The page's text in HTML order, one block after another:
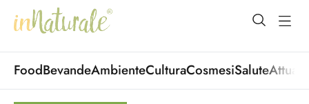
open
FoodBevandeAmbienteCulturaCosmesiSalute